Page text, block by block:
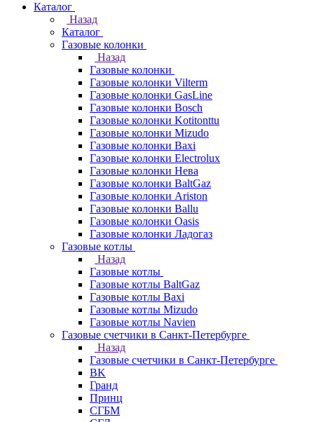
Каталог
Назад
Каталог
Газовые колонки
Назад
Газовые колонки
Газовые колонки Vilterm
Газовые колонки GasLine
Газовые колонки Bosch
Газовые колонки Kotitonttu
Газовые колонки Mizudo
Газовые колонки Baxi
Газовые колонки Electrolux
Газовые колонки Нева
Газовые колонки BaltGaz
Газовые колонки Ariston
Газовые колонки Ballu
Газовые колонки Oasis
Газовые колонки Ладогаз
Газовые котлы
Назад
Газовые котлы
Газовые котлы BaltGaz
Газовые котлы Baxi
Газовые котлы Mizudo
Газовые котлы Navien
Газовые счетчики в Санкт-Петербурге
Назад
Газовые счетчики в Санкт-Петербурге
BK
Гранд
Принц
СГБМ